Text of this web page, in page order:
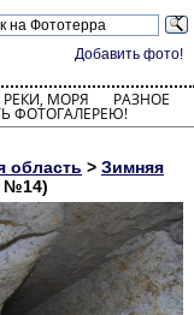
Добавить фото!
РЕКИ, МОРЯ РАЗНОЕ
ФОТОГАЛЕРЕЮ!
область > Зимняя
№14)